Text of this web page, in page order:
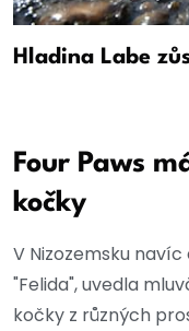
Hladina Labe
Four Paws
kočky
V Nizozemsku
"Felida", uvedla
kočky z různých